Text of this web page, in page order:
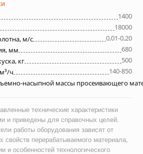
1400
18000
м/с
0,01-0,20
мм
680
кг
500
ч
140-850
насыпной массы просеивающего
технические характеристики
и приведены для справочных целей.
работы оборудования зависят от
свойств перерабатываемого материала,
и особенностей технологического